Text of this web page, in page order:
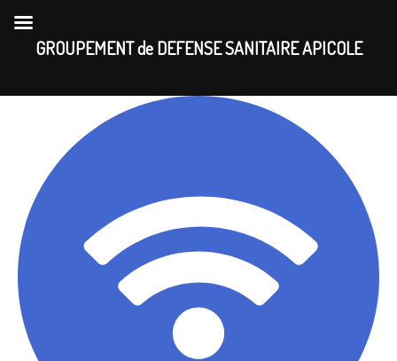
contentGROUPEMENT de DEFENSE SANITAIRE APICOLE